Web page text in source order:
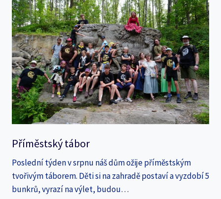
Příměstský tábor
Poslední týden v srpnu náš dům ožije příměstským
tvořivým táborem. Děti si na zahradě postaví a vyzdobí 5
bunkrů, vyrazí na výlet, budou…